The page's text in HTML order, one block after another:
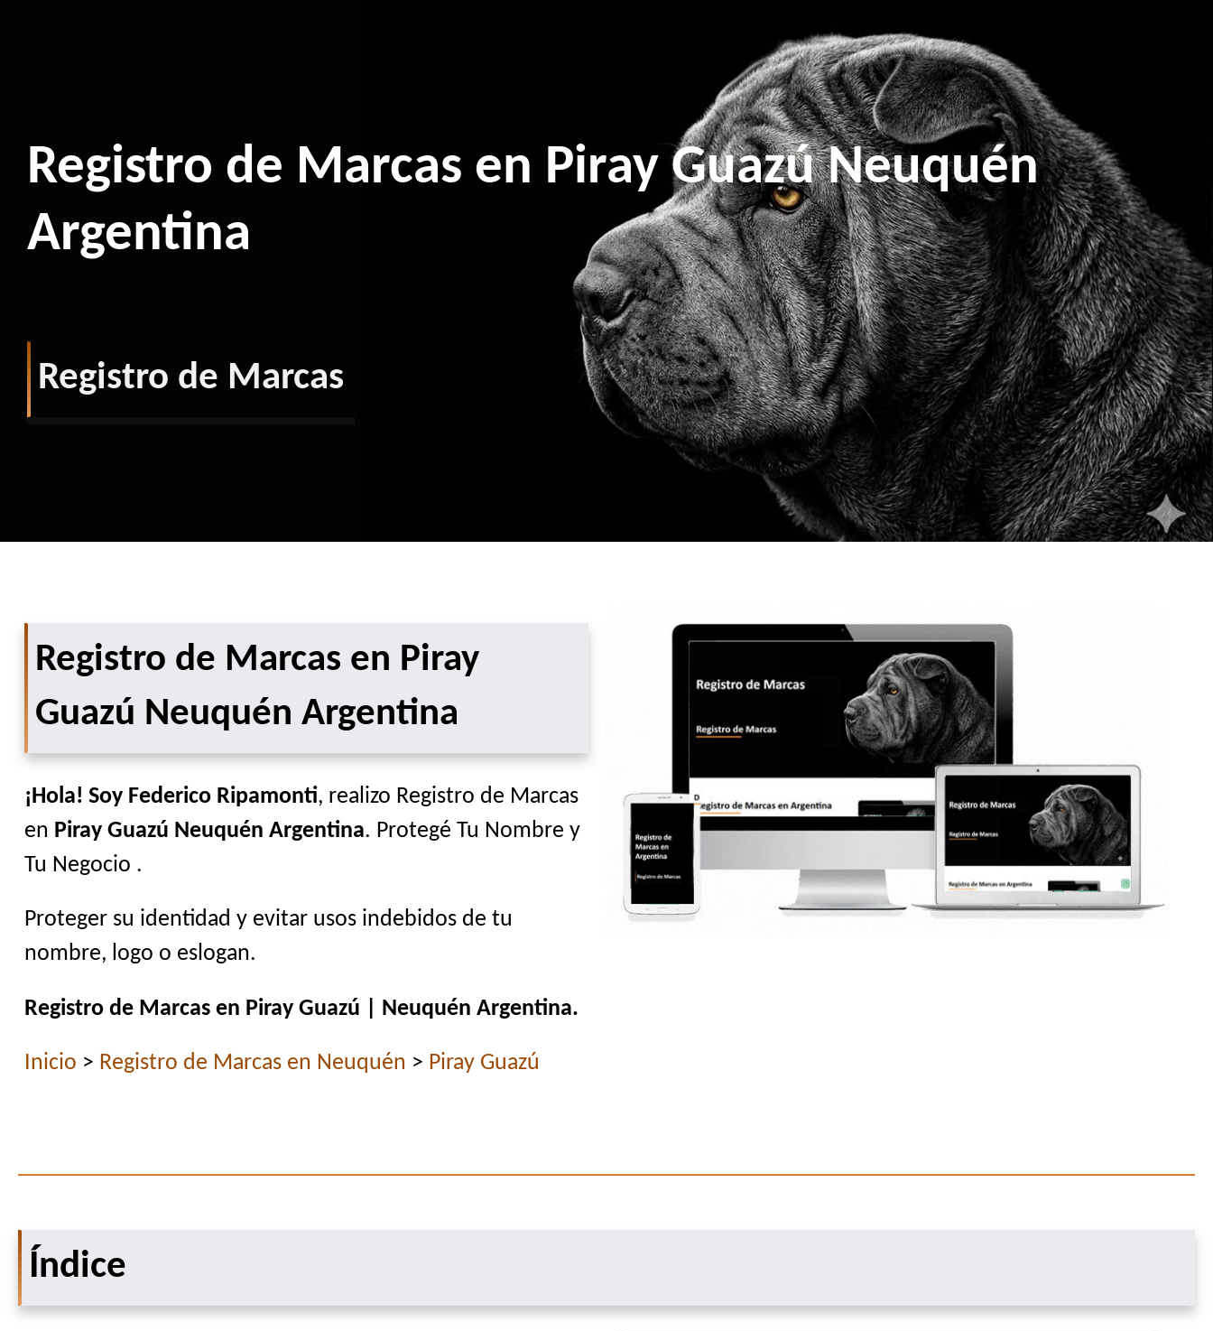
Registro de Marcas en Piray Guazú Neuquén
Argentina
Registro de Marcas
Registro de Marcas en Piray
Guazú Neuquén Argentina
¡Hola! Soy Federico Ripamonti, realizo Registro de Marcas
en Piray Guazú Neuquén Argentina. Protegé Tu Nombre y
Tu Negocio .
Proteger su identidad y evitar usos indebidos de tu
nombre, logo o eslogan.
Registro de Marcas en Piray Guazú | Neuquén Argentina.
Inicio > Registro de Marcas en Neuquén > Piray Guazú
Índice